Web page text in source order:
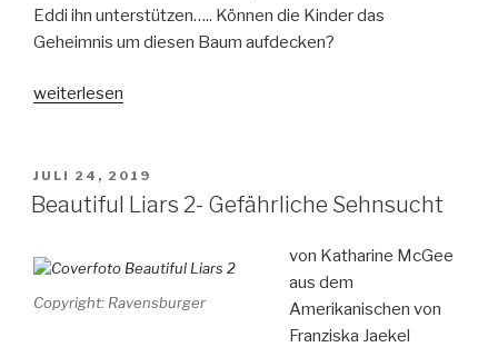
Eddi ihn unterstützen….. Können die Kinder das
Geheimnis um diesen Baum aufdecken?
„Dieser
weiterlesen
VERÖFFENTLICHT
AM
JULI 24, 2019
Beautiful Liars 2- Gefährliche Sehnsucht
Copyright: Ravensburger
von Katharine McGee
aus dem
Amerikanischen von
Franziska Jaekel